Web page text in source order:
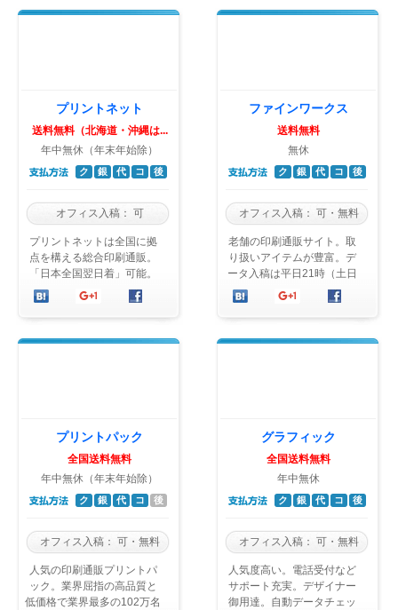
プリントネット
送料無料（北海道・沖縄は...
年中無休（年末年始除）
ク 銀 代 コ 後
オフィス入稿： 可
プリントネットは全国に拠
点を構える総合印刷通販。
「日本全国翌日着」可能。
土日祝もサポート対応。
B4・B3折込チラシと中綴じ
冊子印刷に強み。
ファインワークス
送料無料
無休
ク 銀 代 コ 後
オフィス入稿： 可・無料
老舗の印刷通販サイト。取
り扱いアイテムが豊富。デ
ータ入稿は平日21時（土日
祝17時）まで受付、当日中
のデータチェック。多様な
折のバリエー ...
プリントパック
全国送料無料
年中無休（年末年始除）
ク 銀 代 コ 後
オフィス入稿： 可・無料
人気の印刷通販プリントパ
ック。業界屈指の高品質と
低価格で業界最多の102万名
グラフィック
全国送料無料
年中無休
ク 銀 代 コ 後
オフィス入稿： 可・無料
人気度高い。電話受付など
サポート充実。デザイナー
御用達。自動データチェッ